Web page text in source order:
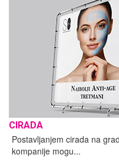
CIRADA
Postavljanjem cirada na
kompanije mogu...